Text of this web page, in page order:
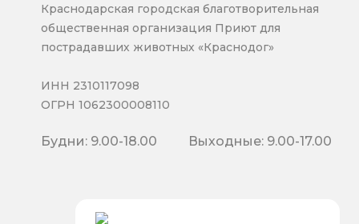
Краснодарская городская благотворительная
общественная организация Приют для
пострадавших животных «Краснодог»
ИНН 2310117098
ОГРН 1062300008110
Будни: 9.00-18.00 Выходные: 9.00-17.00